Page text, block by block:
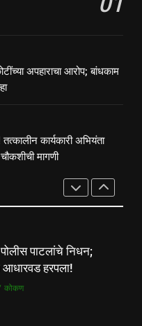
दुर्घटना ! तत्कालीन
हरविंदर सिंग बंसल
मागणी
महाराष्ट्र
पाटलांचे निधन;
बँक कर्मचाऱ्यांना
२०% बोनसला संचालक
अपहाराचा आरोप; बांधकाम
कार्यकारी अभियंता
मागणी
२.६४ कोटींच्या
बांधकाम व्यावसायिक
दुर्घटना ! तत्कालीन
हरविंदर सिंग बंसल
पाटलांचे निधन;
हरपला!
कोकण